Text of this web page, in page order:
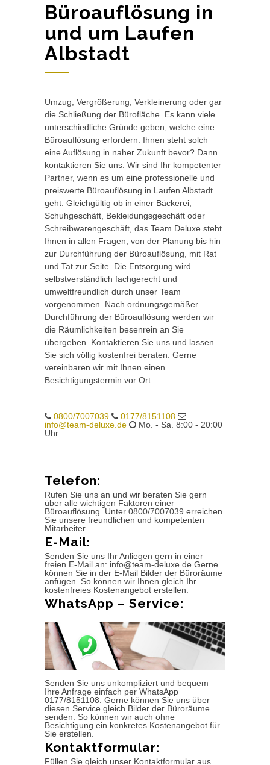
Büroauflösung in
und um Laufen
Albstadt
Umzug, Vergrößerung, Verkleinerung oder gar
die Schließung der Bürofläche. Es kann viele
unterschiedliche Gründe geben, welche eine
Büroauflösung erfordern. Ihnen steht solch
eine Auflösung in naher Zukunft bevor? Dann
kontaktieren Sie uns. Wir sind Ihr kompetenter
Partner, wenn es um eine professionelle und
preiswerte Büroauflösung in Laufen Albstadt
geht. Gleichgültig ob in einer Bäckerei,
Schuhgeschäft, Bekleidungsgeschäft oder
Schreibwarengeschäft, das Team Deluxe steht
Ihnen in allen Fragen, von der Planung bis hin
zur Durchführung der Büroauflösung, mit Rat
und Tat zur Seite. Die Entsorgung wird
selbstverständlich fachgerecht und
umweltfreundlich durch unser Team
vorgenommen. Nach ordnungsgemäßer
Durchführung der Büroauflösung werden wir
die Räumlichkeiten besenrein an Sie
übergeben. Kontaktieren Sie uns und lassen
Sie sich völlig kostenfrei beraten. Gerne
vereinbaren wir mit Ihnen einen
Besichtigungstermin vor Ort. .
0800/7007039
0177/8151108
info@team-deluxe.de
Mo. - Sa. 8:00 - 20:00
Uhr
Telefon:
Rufen Sie uns an und wir beraten Sie gern
über alle wichtigen Faktoren einer
Büroauflösung. Unter 0800/7007039 erreichen
Sie unsere freundlichen und kompetenten
Mitarbeiter.
E-Mail:
Senden Sie uns Ihr Anliegen gern in einer
freien E-Mail an: info@team-deluxe.de Gerne
können Sie in der E-Mail Bilder der Büroräume
anfügen. So können wir Ihnen gleich Ihr
kostenfreies Kostenangebot erstellen.
WhatsApp – Service:
Senden Sie uns unkompliziert und bequem
Ihre Anfrage einfach per WhatsApp
0177/8151108. Gerne können Sie uns über
diesen Service gleich Bilder der Büroräume
senden. So können wir auch ohne
Besichtigung ein konkretes Kostenangebot für
Sie erstellen.
Kontaktformular:
Füllen Sie gleich unser Kontaktformular aus.